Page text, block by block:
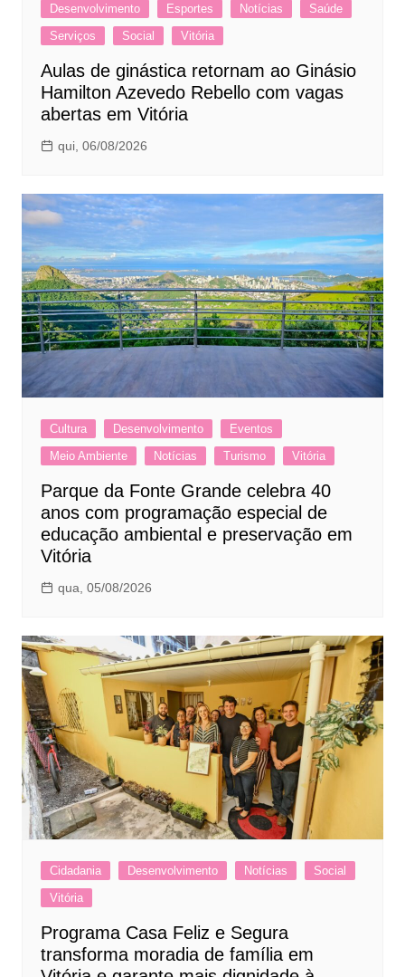
Desenvolvimento Esportes Notícias
Saúde
Serviços
Social Vitória
Aulas de ginástica retornam ao Ginásio
Hamilton Azevedo Rebello com vagas
abertas em Vitória
qui, 06/08/2026
Cultura Desenvolvimento
Eventos
Meio Ambiente
Notícias Turismo Vitória
Parque da Fonte Grande celebra 40
anos com programação especial de
educação ambiental e preservação em
Vitória
qua, 05/08/2026
Cidadania Desenvolvimento Notícias
Social
Vitória
Programa Casa Feliz e Segura
transforma moradia de família em